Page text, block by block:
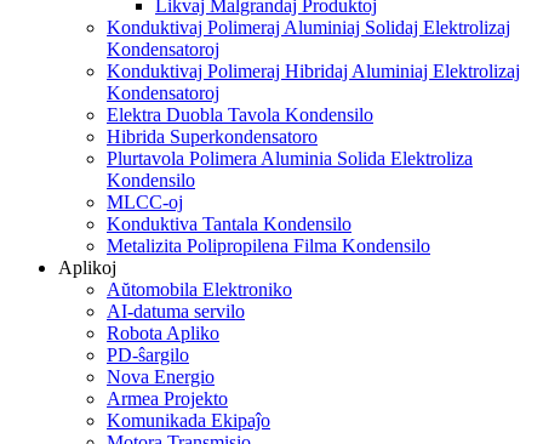
Likvaj Malgrandaj Produktoj
Konduktivaj Polimeraj Aluminiaj Solidaj Elektrolizaj
Kondensatoroj
Konduktivaj Polimeraj Hibridaj Aluminiaj Elektrolizaj
Kondensatoroj
Elektra Duobla Tavola Kondensilo
Hibrida Superkondensatoro
Plurtavola Polimera Aluminia Solida Elektroliza
Kondensilo
MLCC-oj
Konduktiva Tantala Kondensilo
Metalizita Polipropilena Filma Kondensilo
Aplikoj
Aŭtomobila Elektroniko
AI-datuma servilo
Robota Apliko
PD-ŝargilo
Nova Energio
Armea Projekto
Komunikada Ekipaĵo